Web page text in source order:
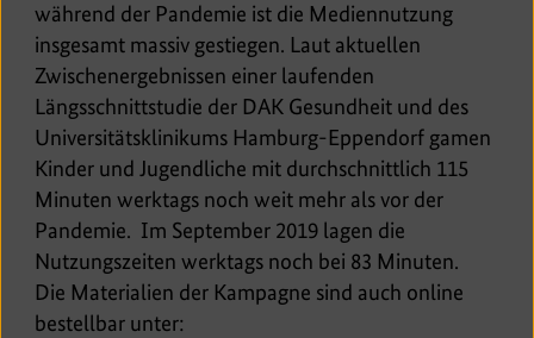
während der Pandemie ist die Mediennutzung
insgesamt massiv gestiegen. Laut aktuellen
Zwischenergebnissen einer laufenden
Längsschnittstudie der DAK Gesundheit und des
Universitätsklinikums Hamburg-Eppendorf gamen
Kinder und Jugendliche mit durchschnittlich 115
Minuten werktags noch weit mehr als vor der
Pandemie. Im September 2019 lagen die
Nutzungszeiten werktags noch bei 83 Minuten.
Die Materialien der Kampagne sind auch online
bestellbar unter: